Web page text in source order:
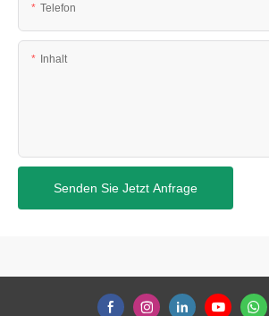
Telefon
Inhalt
Senden Sie Jetzt Anfrage